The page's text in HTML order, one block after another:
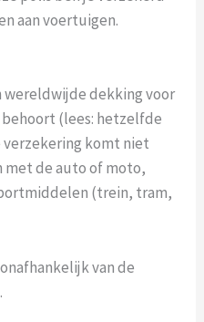
aan voertuigen.
dekking voor
(lees: hetzelfde
verzekering komt niet
met de auto of moto,
(trein, tram,
van de